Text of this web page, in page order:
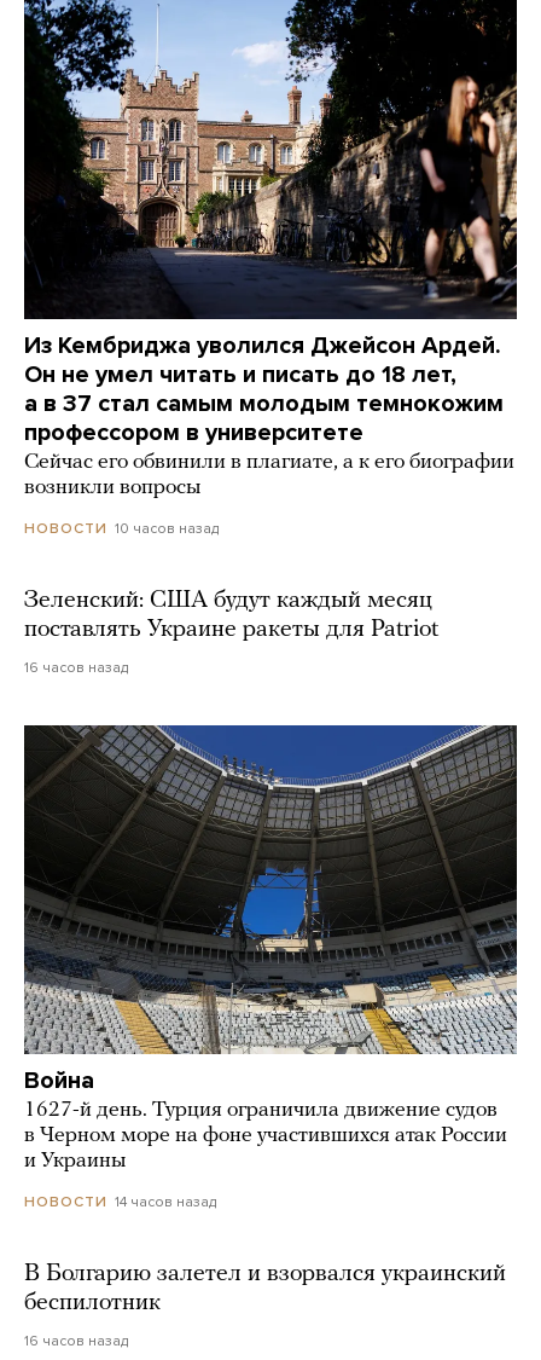
Из Кембриджа уволился Джейсон Ардей.
Он не умел читать и писать до 18 лет,
а в 37 стал самым молодым темнокожим
профессором в университете
Сейчас его обвинили в плагиате, а к его биографии
возникли вопросы
НОВОСТИ 10 часов назад
Зеленский: США будут каждый месяц
поставлять Украине ракеты для Patriot
16 часов назад
Война
1627-й день. Турция ограничила движение судов
в Черном море на фоне участившихся атак России
и Украины
НОВОСТИ 14 часов назад
В Болгарию залетел и взорвался украинский
беспилотник
16 часов назад